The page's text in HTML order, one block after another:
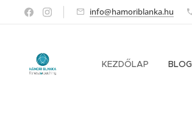
info@hamoriblanka.hu
KEZDŐLAP BLOG